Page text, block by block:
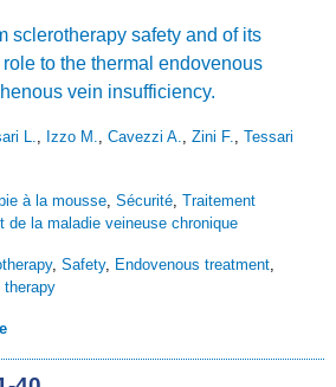
sclerotherapy safety and of its
to the thermal endovenous
vein insufficiency.
L. Izzo M. Cavezzi A. Zini F.
Tessari
à la mousse Sécurité Traitement
de la maladie veineuse chronique
, Safety, Endovenous treatment
therapy